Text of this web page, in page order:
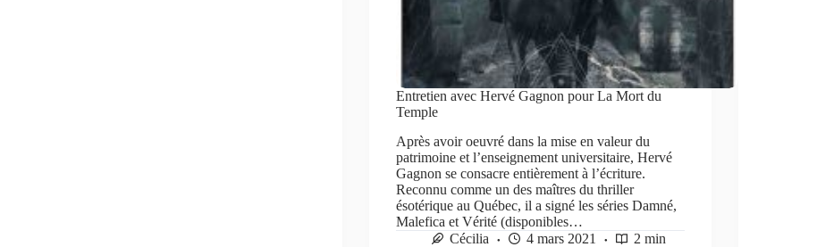
Entretien avec Hervé Gagnon pour La Mort du
Temple
Après avoir oeuvré dans la mise en valeur du
patrimoine et l’enseignement universitaire, Hervé
Gagnon se consacre entièrement à l’écriture.
Reconnu comme un des maîtres du thriller
ésotérique au Québec, il a signé les séries Damné,
Malefica et Vérité (disponibles…
Cécilia
4 mars 2021 2 min